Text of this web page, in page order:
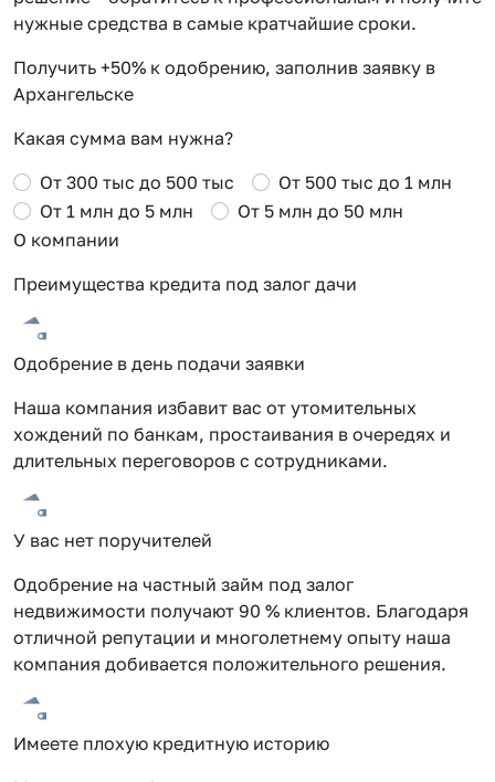
нужные средства в самые кратчайшие сроки.
Получить +50% к одобрению, заполнив заявку в
Архангельске
Какая сумма вам нужна?
От 300 тыс до 500 тыс
От 500 тыс до 1 млн
От 1 млн до 5 млн
От 5 млн до 50 млн
О компании
Преимущества кредита под залог дачи
Одобрение в день подачи заявки
Наша компания избавит вас от утомительных
хождений по банкам, простаивания в очередях и
длительных переговоров с сотрудниками.
У вас нет поручителей
Одобрение на частный займ под залог
недвижимости получают 90 % клиентов. Благодаря
отличной репутации и многолетнему опыту наша
компания добивается положительного решения.
Имеете плохую кредитную историю